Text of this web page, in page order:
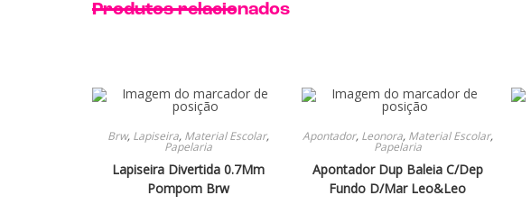
Produtos relacionados
Brw, Lapiseira, Material Escolar,
Papelaria
Lapiseira Divertida 0.7Mm
Pompom Brw
Apontador, Leonora, Material Escolar,
Papelaria
Apontador Dup Baleia C/Dep
Fundo D/Mar Leo&Leo